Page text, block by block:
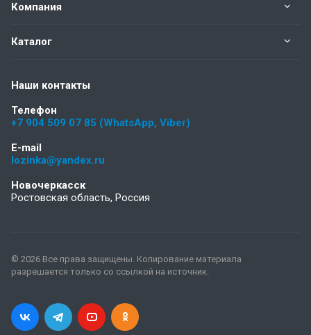
Компания
Каталог
Наши контакты
Телефон
+7 904 509 07 85 (WhatsApp, Viber)
E-mail
lozinka@yandex.ru
Новочеркасск
Ростовская область, Россия
© 2026 Все права защищены. Копирование материала
разрешается только со ссылкой на источник.